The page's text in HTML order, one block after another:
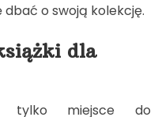
dbać o swoją kolekcję.
dla
tylko miejsce do